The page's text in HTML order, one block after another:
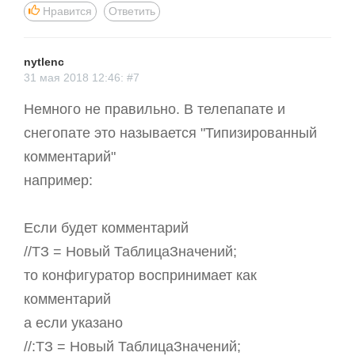
Нравится Ответить
nytlenc
31 мая 2018 12:46: #7
Немного не правильно. В телепапате и
снегопате это называется "Типизированный
комментарий"
например:
Если будет комментарий
//ТЗ = Новый ТаблицаЗначений;
то конфигуратор воспринимает как
комментарий
а если указано
//:ТЗ = Новый ТаблицаЗначений;